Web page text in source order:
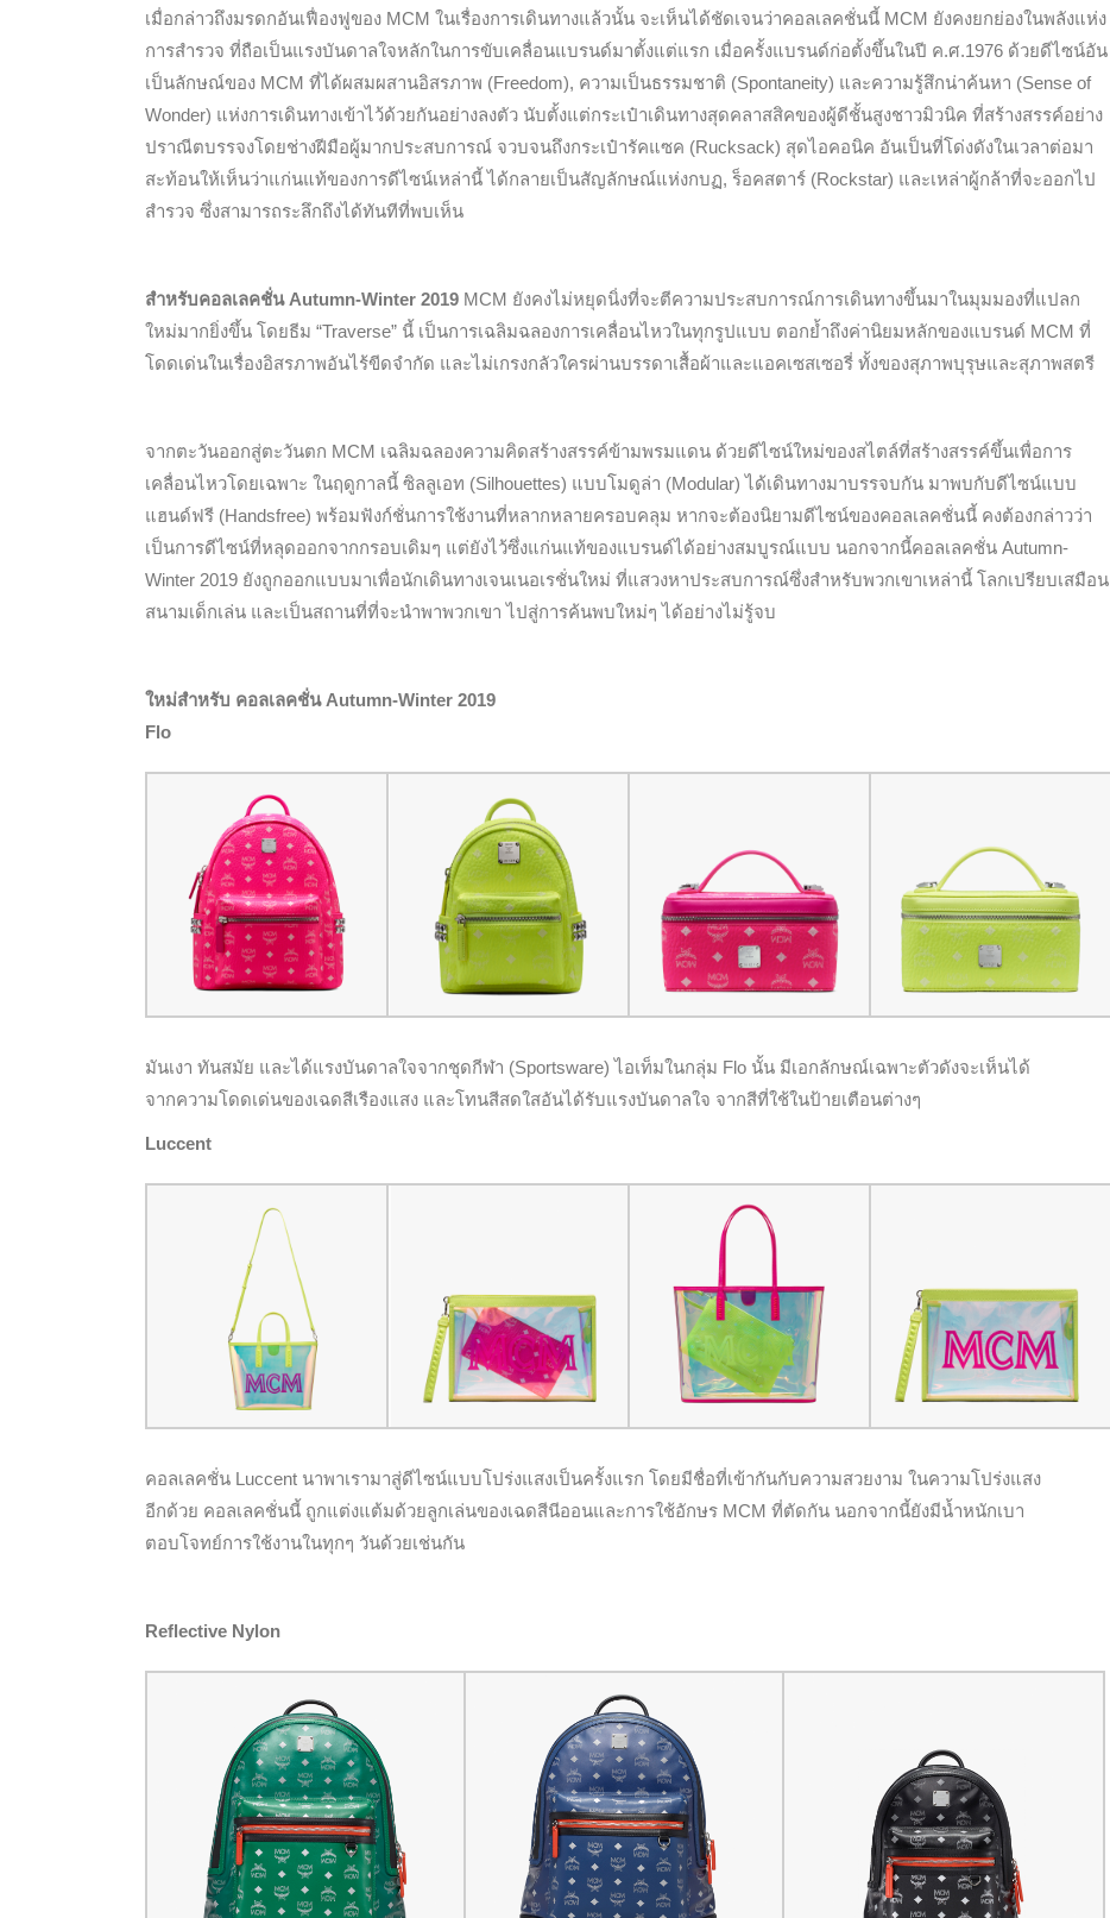
เมื่อกล่าวถึงมรดกอันเฟื่องฟูของ MCM ในเรื่องการเดินทางแล้วนั้น จะเห็นได้ชัดเจนว่าคอลเลคชั่นนี้ MCM ยังคงยกย่องในพลังแห่ง
การสำรวจ ที่ถือเป็นแรงบันดาลใจหลักในการขับเคลื่อนแบรนด์มาตั้งแต่แรก เมื่อครั้งแบรนด์ก่อตั้งขึ้นในปี ค.ศ.1976 ด้วยดีไซน์อัน
เป็นลักษณ์ของ MCM ที่ได้ผสมผสานอิสรภาพ (Freedom), ความเป็นธรรมชาติ (Spontaneity) และความรู้สึกน่าค้นหา (Sense of
Wonder) แห่งการเดินทางเข้าไว้ด้วยกันอย่างลงตัว นับตั้งแต่กระเป๋าเดินทางสุดคลาสสิคของผู้ดีชั้นสูงชาวมิวนิค ที่สร้างสรรค์อย่าง
ปราณีตบรรจงโดยช่างฝีมือผู้มากประสบการณ์ จวบจนถึงกระเป๋ารัคแซค (Rucksack) สุดไอคอนิค อันเป็นที่โด่งดังในเวลาต่อมา
สะท้อนให้เห็นว่าแก่นแท้ของการดีไซน์เหล่านี้ ได้กลายเป็นสัญลักษณ์แห่งกบฏ, ร็อคสตาร์ (Rockstar) และเหล่าผู้กล้าที่จะออกไป
สำรวจ ซึ่งสามารถระลึกถึงได้ทันทีที่พบเห็น
สำหรับคอลเลคชั่น Autumn-Winter 2019 MCM ยังคงไม่หยุดนิ่งที่จะตีความประสบการณ์การเดินทางขึ้นมาในมุมมองที่แปลก
ใหม่มากยิ่งขึ้น โดยธีม “Traverse” นี้ เป็นการเฉลิมฉลองการเคลื่อนไหวในทุกรูปแบบ ตอกย้ำถึงค่านิยมหลักของแบรนด์ MCM ที่
โดดเด่นในเรื่องอิสรภาพอันไร้ขีดจำกัด และไม่เกรงกลัวใครผ่านบรรดาเสื้อผ้าและแอคเซสเซอรี่ ทั้งของสุภาพบุรุษและสุภาพสตรี
จากตะวันออกสู่ตะวันตก MCM เฉลิมฉลองความคิดสร้างสรรค์ข้ามพรมแดน ด้วยดีไซน์ใหม่ของสไตล์ที่สร้างสรรค์ขึ้นเพื่อการ
เคลื่อนไหวโดยเฉพาะ ในฤดูกาลนี้ ซิลลูเอท (Silhouettes) แบบโมดูล่า (Modular) ได้เดินทางมาบรรจบกัน มาพบกับดีไซน์แบบ
แฮนด์ฟรี (Handsfree) พร้อมฟังก์ชั่นการใช้งานที่หลากหลายครอบคลุม หากจะต้องนิยามดีไซน์ของคอลเลคชั่นนี้ คงต้องกล่าวว่า
เป็นการดีไซน์ที่หลุดออกจากกรอบเดิมๆ แต่ยังไว้ซึ่งแก่นแท้ของแบรนด์ได้อย่างสมบูรณ์แบบ นอกจากนี้คอลเลคชั่น Autumn-
Winter 2019 ยังถูกออกแบบมาเพื่อนักเดินทางเจนเนอเรชั่นใหม่ ที่แสวงหาประสบการณ์ซึ่งสำหรับพวกเขาเหล่านี้ โลกเปรียบเสมือน
สนามเด็กเล่น และเป็นสถานที่ที่จะนำพาพวกเขา ไปสู่การค้นพบใหม่ๆ ได้อย่างไม่รู้จบ
ใหม่สำหรับ คอลเลคชั่น Autumn-Winter 2019
Flo
มันเงา ทันสมัย และได้แรงบันดาลใจจากชุดกีฬา (Sportsware) ไอเท็มในกลุ่ม Flo นั้น มีเอกลักษณ์เฉพาะตัวดังจะเห็นได้
จากความโดดเด่นของเฉดสีเรืองแสง และโทนสีสดใสอันได้รับแรงบันดาลใจ จากสีที่ใช้ในป้ายเตือนต่างๆ
Luccent
คอลเลคชั่น Luccent นาพาเรามาสู่ดีไซน์แบบโปร่งแสงเป็นครั้งแรก โดยมีชื่อที่เข้ากันกับความสวยงาม ในความโปร่งแสง
อีกด้วย คอลเลคชั่นนี้ ถูกแต่งแต้มด้วยลูกเล่นของเฉดสีนีออนและการใช้อักษร MCM ที่ตัดกัน นอกจากนี้ยังมีน้ำหนักเบา
ตอบโจทย์การใช้งานในทุกๆ วันด้วยเช่นกัน
Reflective Nylon